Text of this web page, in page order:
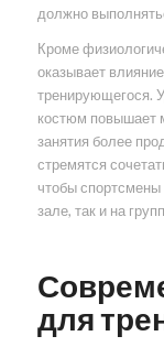
должно
Кроме
оказывает
тренирующегося.
костюм повышает
занятия более
стремятся
чтобы спортсмены
зале, так и на
для